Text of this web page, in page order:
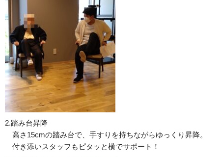
2.踏み台昇降
高さ15cmの踏み台で、手すりを持ちながらゆっくり昇降。
付き添いスタッフもピタッと横でサポート！